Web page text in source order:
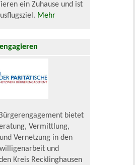
ein Zuhause und ist
Mehr
bietet
Vermittlung,
Vernetzung in den
und
Kreis Recklinghausen